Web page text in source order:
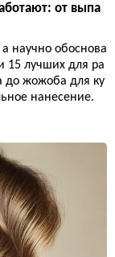
от выпа
научно обоснова
15 лучших для ра
до жожоба для ку
нанесение.